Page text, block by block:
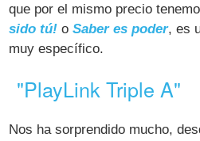
que por el mismo precio
sido tú! oSaber es poder, es
muy específico.
"PlayLink Triple A"
Nos ha sorprendido mucho,